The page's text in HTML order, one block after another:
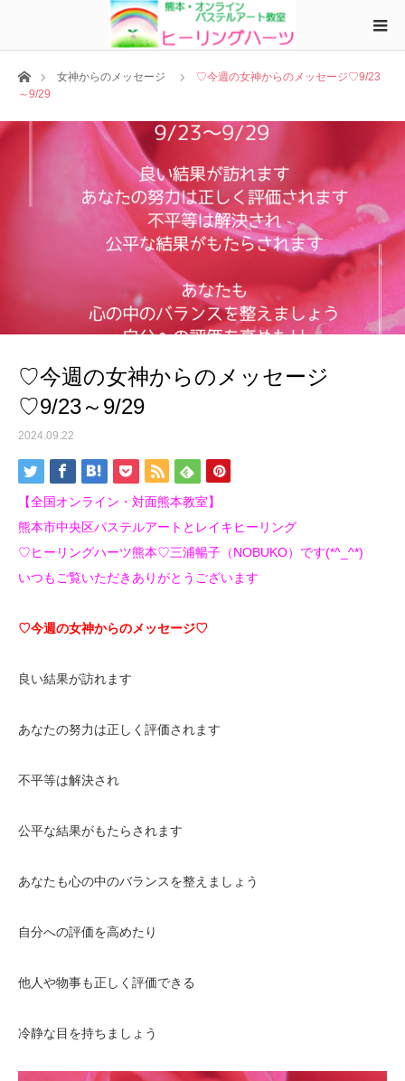
ホーム女神からのメッセージ
♡今週の女神からのメッセージ♡9/23
～9/29
♡今週の女神からのメッセージ
♡9/23～9/29
2024.09.22
【全国オンライン・対面熊本教室】
熊本市中央区パステルアートとレイキヒーリング
♡ヒーリングハーツ熊本♡三浦暢子（NOBUKO）です(*^_^*)
いつもご覧いただきありがとうございます
♡今週の女神からのメッセージ♡
良い結果が訪れます
あなたの努力は正しく評価されます
不平等は解決され
公平な結果がもたらされます
あなたも心の中のバランスを整えましょう
自分への評価を高めたり
他人や物事も正しく評価できる
冷静な目を持ちましょう